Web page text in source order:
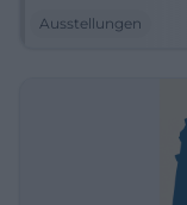
Ausstellungen